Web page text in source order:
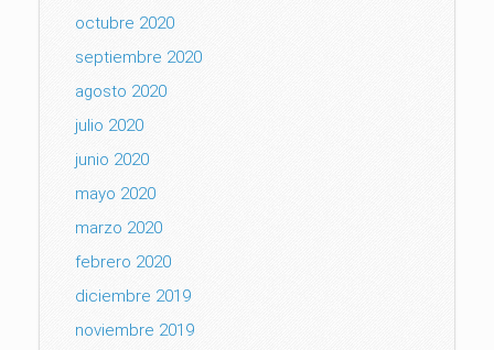
octubre 2020
septiembre 2020
agosto 2020
julio 2020
junio 2020
mayo 2020
marzo 2020
febrero 2020
diciembre 2019
noviembre 2019